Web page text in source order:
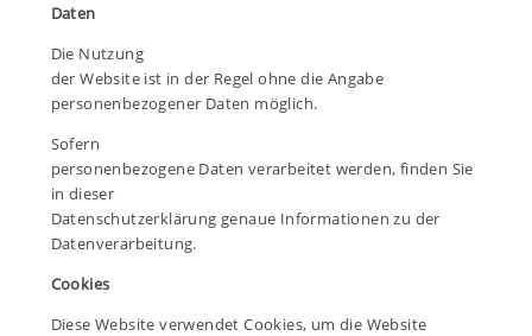
Daten
Die Nutzung
der Website ist in der Regel ohne die Angabe
personenbezogener Daten möglich.
Sofern
personenbezogene Daten verarbeitet werden, finden Sie
in dieser
Datenschutzerklärung genaue Informationen zu der
Datenverarbeitung.
Cookies
Diese Website verwendet Cookies, um die Website